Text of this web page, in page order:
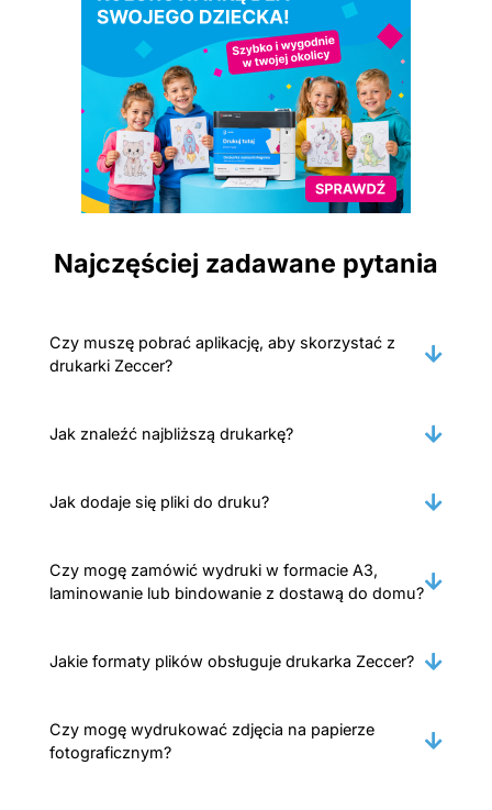
Najczęściej zadawane pytania
Czy muszę pobrać aplikację, aby skorzystać z
drukarki Zeccer?
Jak znaleźć najbliższą drukarkę?
Jak dodaje się pliki do druku?
Czy mogę zamówić wydruki w formacie A3,
laminowanie lub bindowanie z dostawą do domu?
Jakie formaty plików obsługuje drukarka Zeccer?
Czy mogę wydrukować zdjęcia na papierze
fotograficznym?